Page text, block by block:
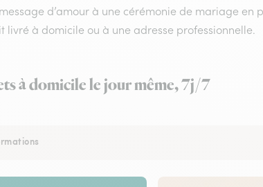
d’amour à une cérémonie de mariage en
livré à domicile ou à une adresse professionnelle.
à domicile le jour même, 7j/7